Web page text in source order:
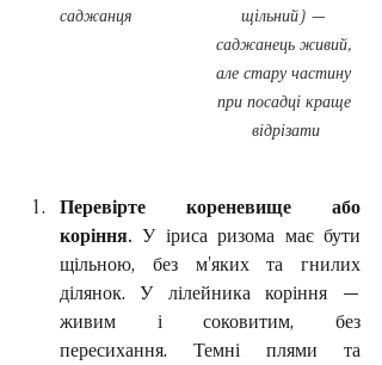
саджанця
щільний) —
саджанець живий,
але стару частину
при посадці краще
відрізати
Перевірте кореневище або
коріння. У іриса ризома має бути
щільною, без м'яких та гнилих
ділянок. У лілейника коріння —
живим і соковитим, без
пересихання. Темні плями та